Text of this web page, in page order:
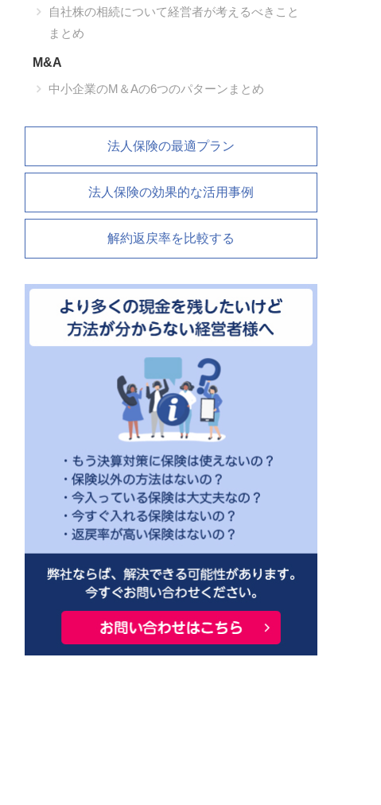
自社株の相続について経営者が考えるべきこと
まとめ
M&A
中小企業のM＆Aの6つのパターンまとめ
法人保険の最適プラン
法人保険の効果的な活用事例
解約返戻率を比較する